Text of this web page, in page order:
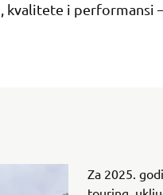
i performansi –
Za 2025.